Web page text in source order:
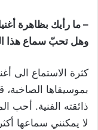
– ما رأيك بظاهرة
وهل تحبّ سماع هذا
كثرة الاستماع الى
بموسيقاها
ذائقته الفنية. أحب
لا يمكنني سماعها